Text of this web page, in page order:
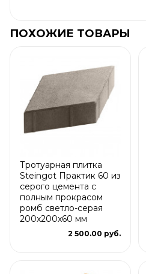
ПОХОЖИЕ ТОВАРЫ
Тротуарная плитка
Steingot Практик 60 из
серого цемента с
полным прокрасом
ромб светло-серая
200х200х60 мм
2 500.00 руб.